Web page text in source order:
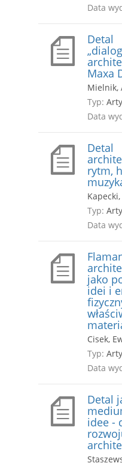
Data
Detal
Maxa
Mielnik,
Typ:
Data
Detal
rytm,
Typ:
Data
jako
idei i
Cisek,
Typ:
Data
Detal
idee -